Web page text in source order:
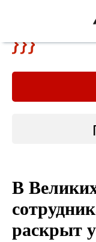
В
раскрыт